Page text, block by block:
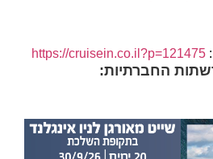
https://
החברתיות: